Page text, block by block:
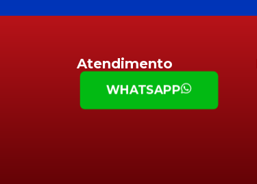
Atendimento
WHATSAPP